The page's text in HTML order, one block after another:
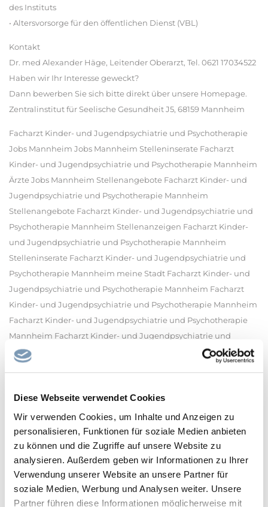
Diese Webseite verwendet Cookies
Wir verwenden Cookies, um Inhalte und Anzeigen zu
personalisieren, Funktionen für soziale Medien anbieten
zu können und die Zugriffe auf unsere Website zu
analysieren. Außerdem geben wir Informationen zu Ihrer
Verwendung unserer Website an unsere Partner für
soziale Medien, Werbung und Analysen weiter. Unsere
Partner führen diese Informationen möglicherweise mit
des Instituts
• Altersvorsorge für den öffentlichen Dienst (VBL)
Kontakt
Dr. med Alexander Häge, Leitender Oberarzt, Tel. 0621 17034522
Haben wir Ihr Interesse geweckt?
Dann bewerben Sie sich bitte direkt über unsere Homepage.
Zentralinstitut für Seelische Gesundheit J5, 68159 Mannheim
Facharzt Kinder- und Jugendpsychiatrie und Psychotherapie
Jobs Mannheim Jobs Mannheim Stelleninserate Facharzt
Kinder- und Jugendpsychiatrie und Psychotherapie Mannheim
Ärzte Jobs Mannheim Stellenangebote Facharzt Kinder- und
Jugendpsychiatrie und Psychotherapie Mannheim
Stellenangebote Facharzt Kinder- und Jugendpsychiatrie und
Psychotherapie Mannheim Stellenanzeigen Facharzt Kinder-
und Jugendpsychiatrie und Psychotherapie Mannheim
Stelleninserate Facharzt Kinder- und Jugendpsychiatrie und
Psychotherapie Mannheim meine Stadt Facharzt Kinder- und
Jugendpsychiatrie und Psychotherapie Mannheim Facharzt
Kinder- und Jugendpsychiatrie und Psychotherapie Mannheim
Facharzt Kinder- und Jugendpsychiatrie und Psychotherapie
Mannheim Facharzt Kinder- und Jugendpsychiatrie und
Psychotherapie Mannheim Jobangebote Facharzt Kinder- und
Jugendpsychiatrie und Psychotherapie Mannheim Jobsuche
Mannheim